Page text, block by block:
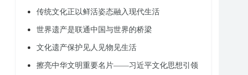
传统文化正以鲜活姿态融入现代生活
世界遗产是联通中国与世界的桥梁
文化遗产保护见人见物见生活
擦亮中华文明重要名片——习近平文化思想引领